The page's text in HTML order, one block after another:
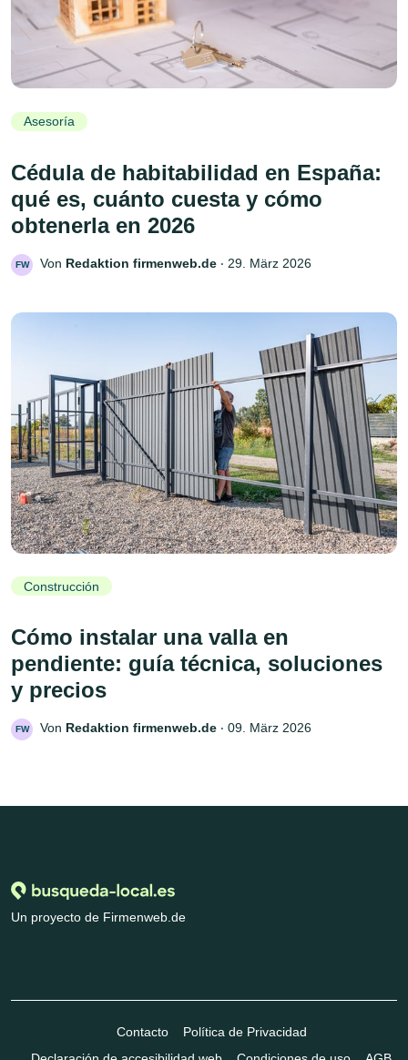
Asesoría
Cédula de habitabilidad en España:
qué es, cuánto cuesta y cómo
obtenerla en 2026
FW Von Redaktion firmenweb.de ‧ 29. März 2026
Construcción
Cómo instalar una valla en
pendiente: guía técnica, soluciones
y precios
FW Von Redaktion firmenweb.de ‧ 09. März 2026
Un proyecto de Firmenweb.de
Contacto
Política de Privacidad